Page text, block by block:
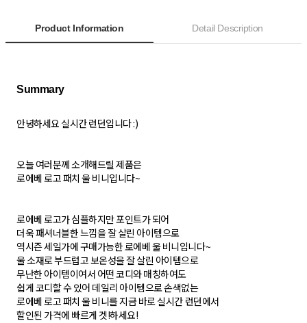
Product Information Detail Description
Summary
안녕하세요 실시간 런던입니다 :)
오늘 여러분께 소개해드릴 제품은
로에베 로고 패치 울 비니입니다~
로에베 로고가 심플하지만 포인트가 되어
더욱 패셔너블한 느낌을 잘 살린 아이템으로
역시즌 세일가에 구매가능한 로에베 울 비니입니다~
울 소재로 부드럽고 보온성을 잘 살린 아이템으로
무난한 아이템이여서 어떤 코디와 매칭하여도
쉽게 코디할 수 있어 데일리 아이템으로 손색없는
로에베 로고 패치 울 비니를 지금 바로 실시간 런던에서
할인된 가격에 빠르게 겟!하세요!